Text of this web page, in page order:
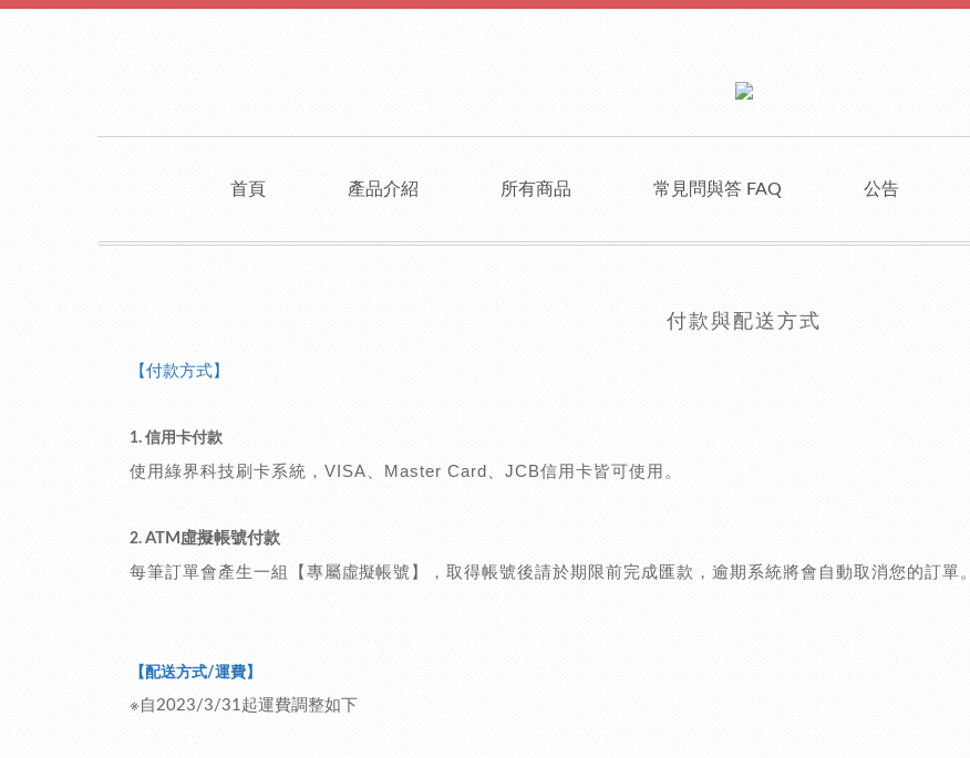
首頁 產品介紹 所有商品 常見問與答 FAQ 公告
付款與配送方式
【付款方式】
1. 信用卡付款
使用綠界科技刷卡系統，VISA、Master Card、JCB信用卡皆可使用。
2. ATM虛擬帳號付款
每筆訂單會產生一組【專屬虛擬帳號】，取得帳號後請於期限前完成匯款，逾期系統將會自動取消您的訂單。
【配送方式/運費】
※自2023/3/31起運費調整如下